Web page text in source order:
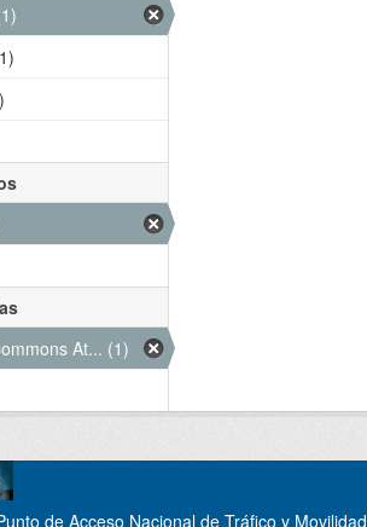
At... (1)
de Acceso Nacional de Tráfico y Movilidad